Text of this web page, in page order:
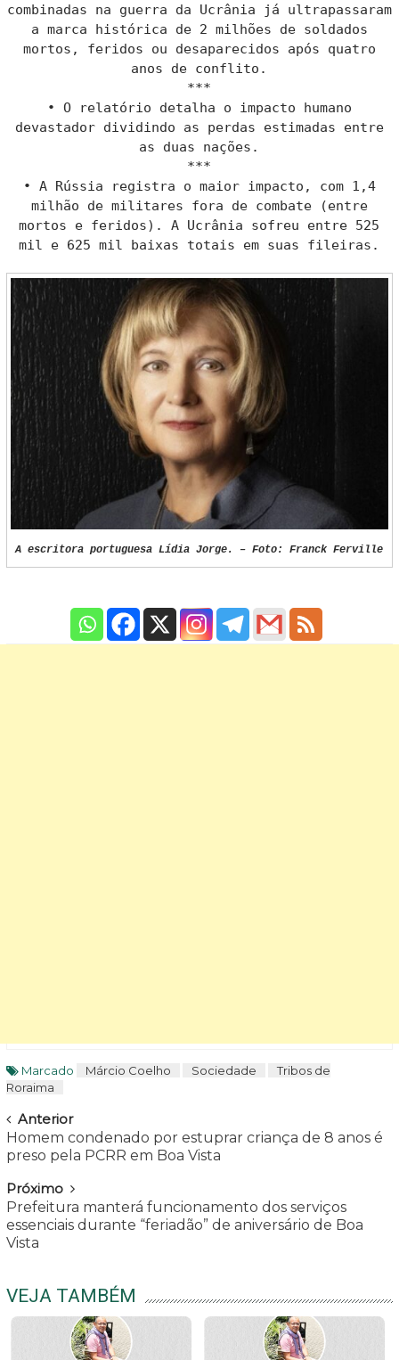
combinadas na guerra da Ucrânia já ultrapassaram
a marca histórica de 2 milhões de soldados
mortos, feridos ou desaparecidos após quatro
anos de conflito.
***
• O relatório detalha o impacto humano
devastador dividindo as perdas estimadas entre
as duas nações.
***
• A Rússia registra o maior impacto, com 1,4
milhão de militares fora de combate (entre
mortos e feridos). A Ucrânia sofreu entre 525
mil e 625 mil baixas totais em suas fileiras.
A escritora portuguesa Lídia Jorge. – Foto: Franck Ferville
Marcado Márcio Coelho Sociedade
Tribos de
Roraima
Navegar
Anterior
Homem condenado por estuprar criança de 8 anos é
preso pela PCRR em Boa Vista
Próximo
Prefeitura manterá funcionamento dos serviços
essenciais durante “feriadão” de aniversário de Boa
Vista
VEJA TAMBÉM